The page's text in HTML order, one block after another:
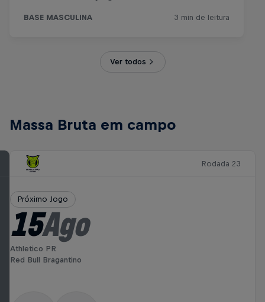
Ver todos
Massa Bruta em campo
Rodada 23
Próximo Jogo
15Ago
Athletico PR
Red Bull Bragantino